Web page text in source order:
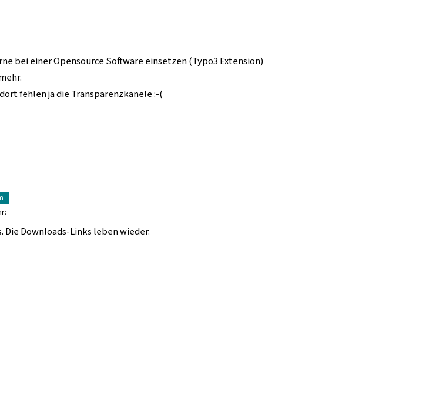
bei einer Opensource Software einsetzen (Typo3 Extension)
fehlen ja die Transparenzkanele :-(
Die Downloads-Links leben wieder.